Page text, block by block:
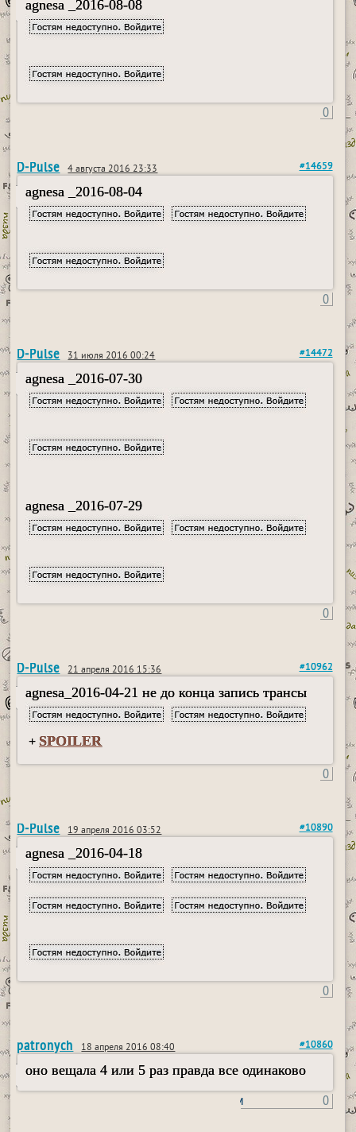
agnesa _2016-08-08
0
D-Pulse 4 августа 2016 23:33 #14659
agnesa _2016-08-04
0
D-Pulse 31 июля 2016 00:24 #14472
agnesa _2016-07-30
agnesa _2016-07-29
0
D-Pulse 21 апреля 2016 15:36 #10962
agnesa_2016-04-21 не до конца запись трансы
+ SPOILER
0
D-Pulse 19 апреля 2016 03:52 #10890
agnesa _2016-04-18
0
patronych 18 апреля 2016 08:40 #10860
оно вещала 4 или 5 раз правда все одинаково
0